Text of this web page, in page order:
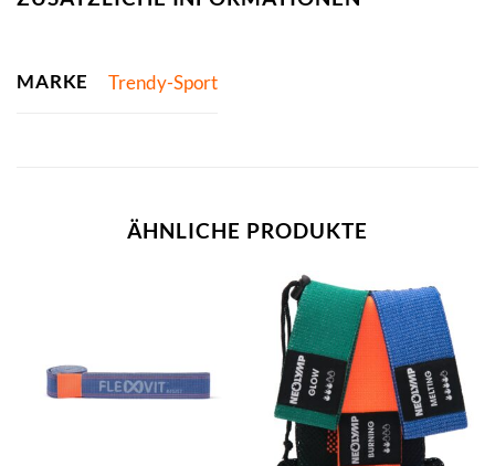
MARKE Trendy-Sport
ÄHNLICHE PRODUKTE